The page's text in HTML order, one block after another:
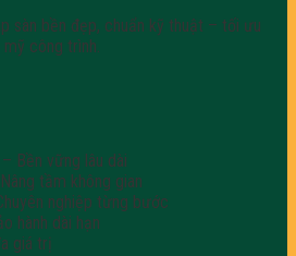
sàn bền đẹp, chuẩn kỹ thuật – tối ưu
công trình.
Bền vững lâu dài
tầm không gian
nghiệp từng bước
hành dài hạn
giá trị